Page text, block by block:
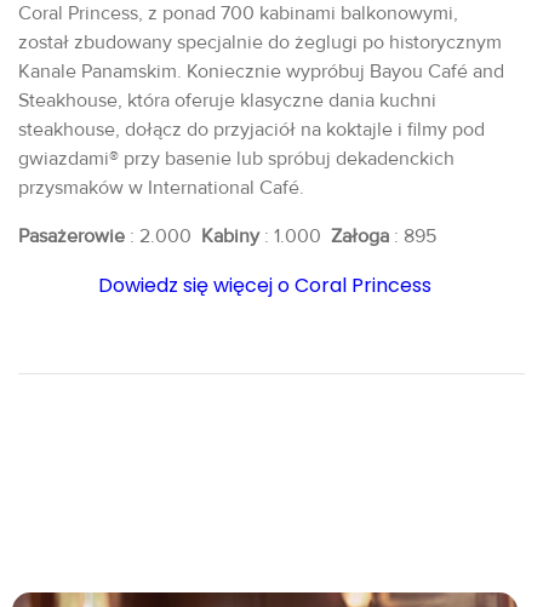
Coral Princess, z ponad 700 kabinami balkonowymi,
został zbudowany specjalnie do żeglugi po historycznym
Kanale Panamskim. Koniecznie wypróbuj Bayou Café and
Steakhouse, która oferuje klasyczne dania kuchni
steakhouse, dołącz do przyjaciół na koktajle i filmy pod
gwiazdami® przy basenie lub spróbuj dekadenckich
przysmaków w International Café.
Pasażerowie : 2.000 Kabiny: 1.000 Załoga : 895
Dowiedz się więcej o Coral Princess